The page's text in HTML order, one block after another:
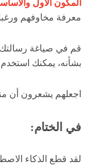
المكون الأول
معرفة مخاوفهم
قم في صياغة
بشأنه، يمكنك
اجعلهم يشعرون أن
في الختام:
لقد قطع الذكاء